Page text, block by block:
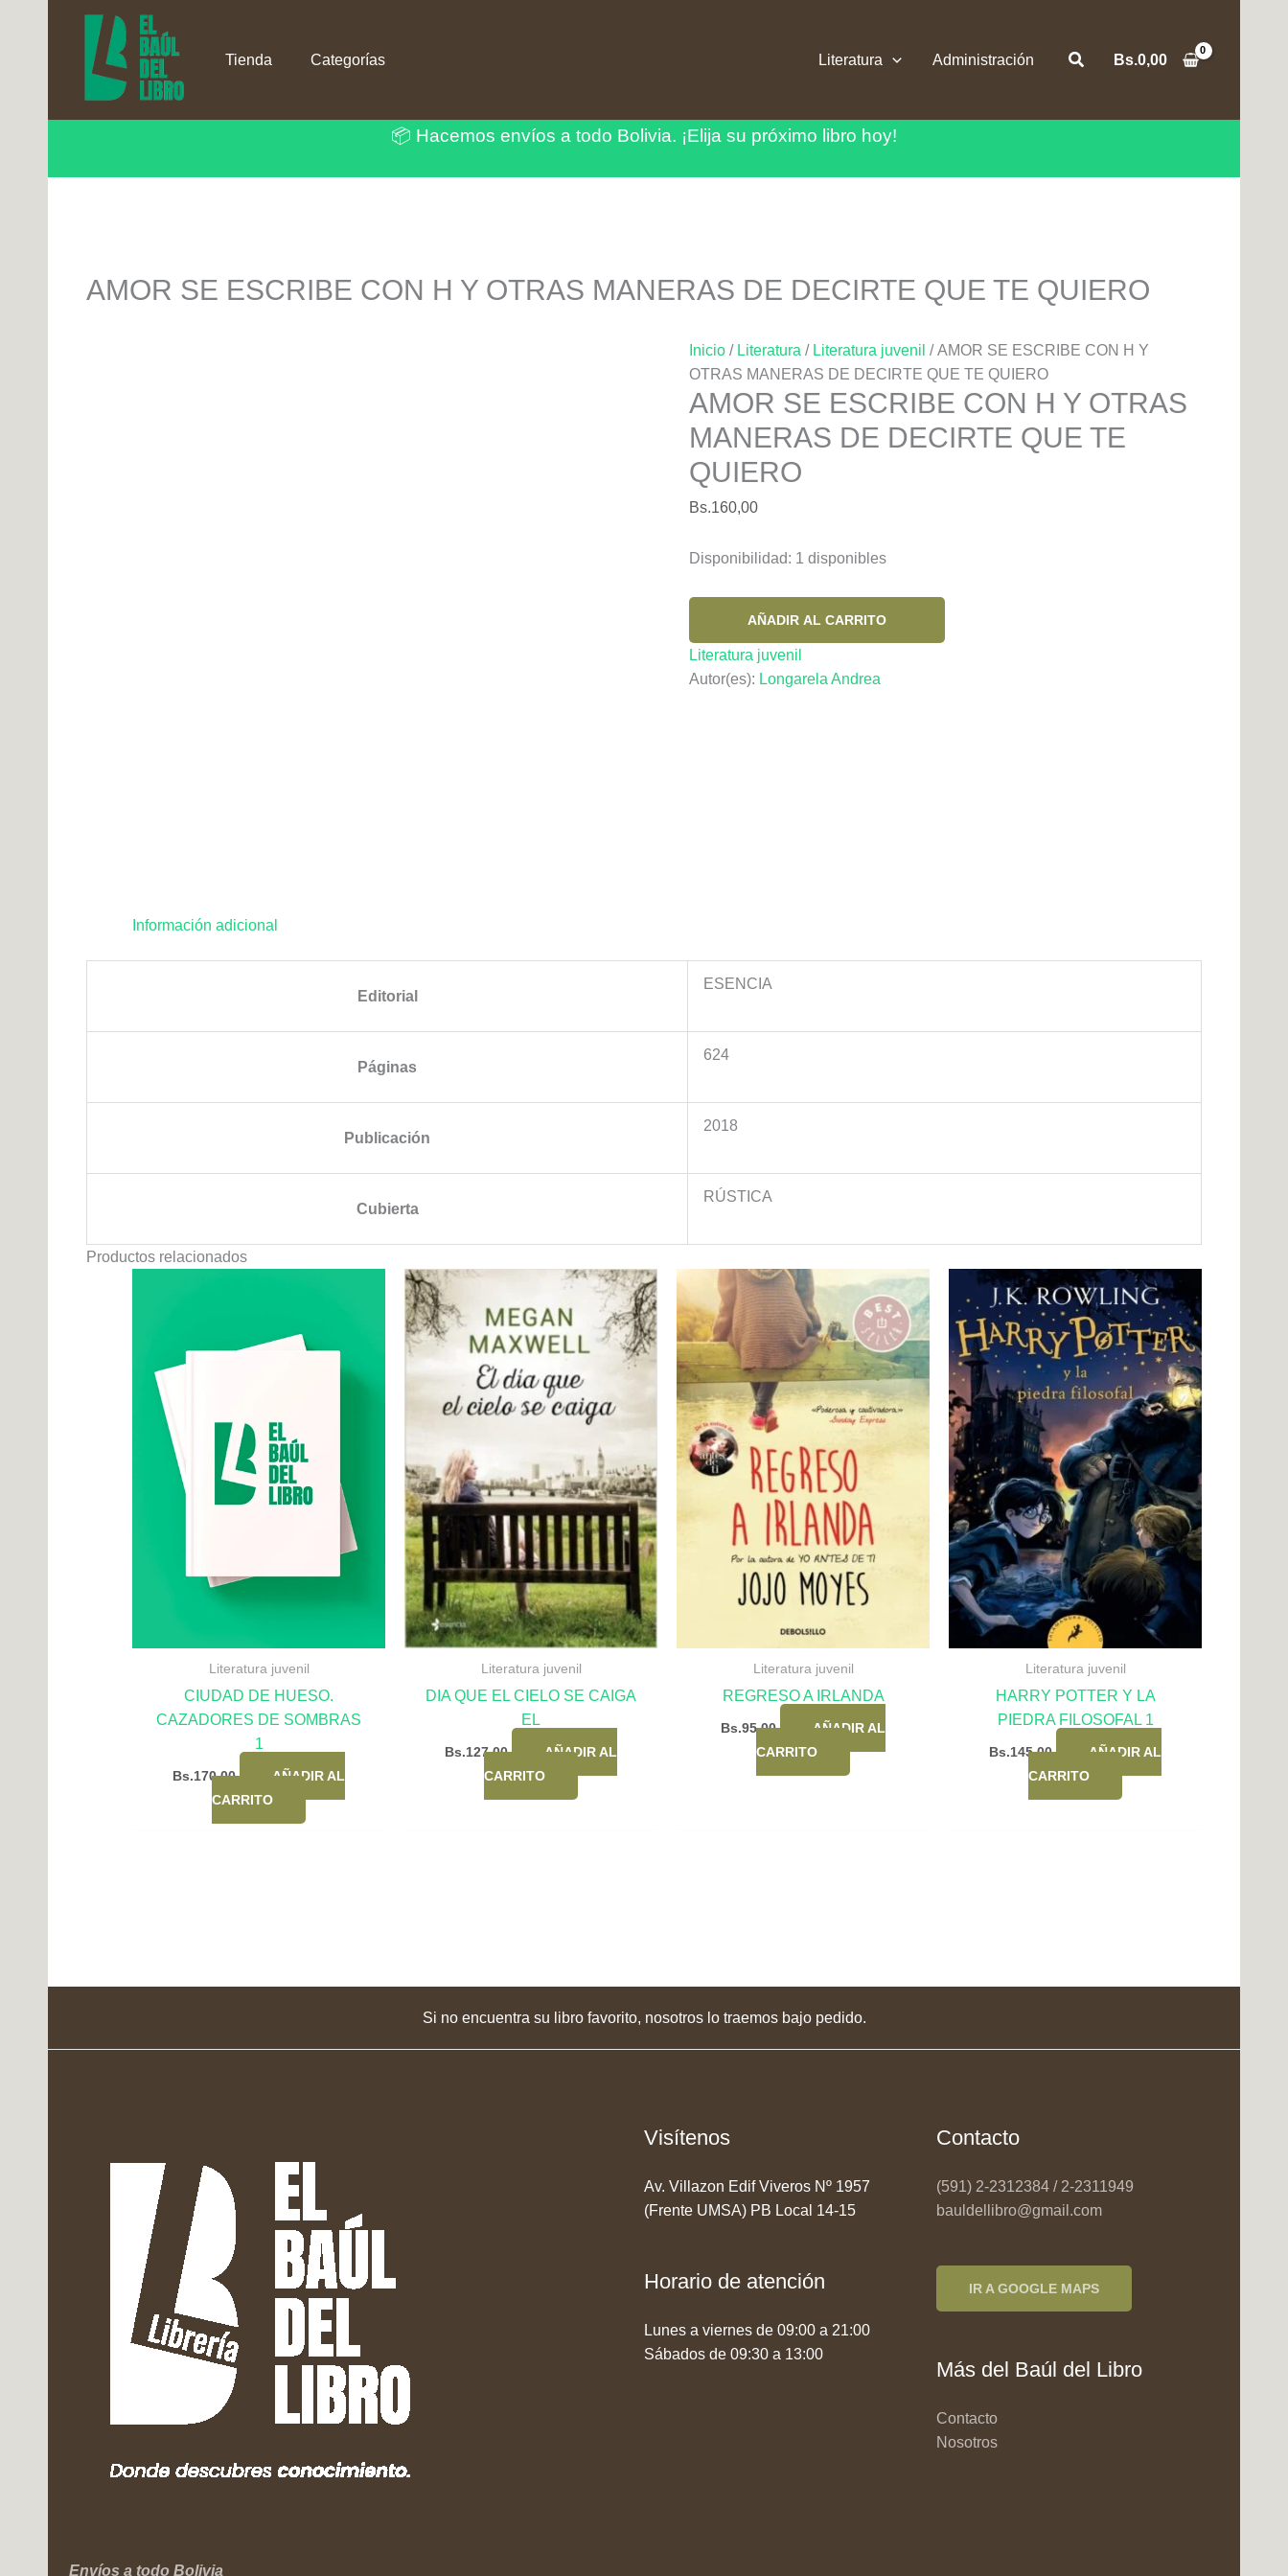
contenido
Tienda Categorías Literatura Administración BuscarBs.0,00
📦 Hacemos envíos a todo Bolivia. ¡Elija su próximo libro hoy!
AMOR SE ESCRIBE CON H Y OTRAS MANERAS DE DECIRTE QUE TE QUIERO
Inicio/ Literatura / Literatura juvenil / AMOR SE ESCRIBE CON H Y
OTRAS MANERAS DE DECIRTE QUE TE QUIERO
AMOR SE ESCRIBE CON H Y OTRAS
MANERAS DE DECIRTE QUE TE
QUIERO
Bs.160,00
Disponibilidad: 1 disponibles
ESCRIBE
CON
AÑADIR AL CARRITO
Literatura juvenil
Autor(es): Longarela Andrea
Información adicional
Editorial
ESENCIA
Páginas
624
Publicación
2018
Cubierta
RÚSTICA
Productos relacionados
Literatura juvenil
CIUDAD DE HUESO.
CAZADORES DE SOMBRAS
1
Bs.170,00
AÑADIR AL
CARRITO
Literatura juvenil
DIA QUE EL CIELO SE CAIGA
EL
Bs.127,00
AÑADIR AL
CARRITO
Literatura juvenil
REGRESO A IRLANDA
Bs.95,00
AÑADIR AL
CARRITO
Literatura juvenil
HARRY POTTER Y LA
PIEDRA FILOSOFAL 1
Bs.145,00
AÑADIR AL
CARRITO
Si no encuentra su libro favorito, nosotros lo traemos bajo pedido.
Envíos a todo Bolivia
Visítenos
Av. Villazon Edif Viveros Nº 1957
(Frente UMSA) PB Local 14-15
Horario de atención
Lunes a viernes de 09:00 a 21:00
Sábados de 09:30 a 13:00
Contacto
(591) 2-2312384 / 2-2311949
bauldellibro@gmail.com
IR A GOOGLE MAPS
Más del Baúl del Libro
Contacto
Nosotros